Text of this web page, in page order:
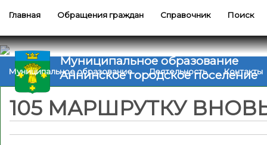
Главная Обращения граждан Справочник Поиск
Муниципальное образование
Аннинское городское поселение
Муниципальное образование Деятельность Контакты
105 МАРШРУТКУ